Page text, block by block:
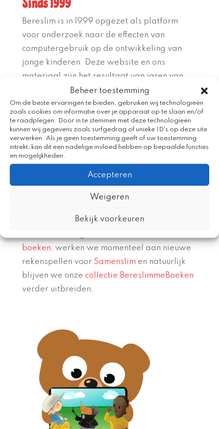
Beheer toestemming
Om de beste ervaringen te bieden, gebruiken wij technologieën
zoals cookies om informatie over je apparaat op te slaan en/of
te raadplegen. Door in te stemmen met deze technologieën
kunnen wij gegevens zoals surfgedrag of unieke ID's op deze site
verwerken. Als je geen toestemming geeft of uw toestemming
intrekt, kan dit een nadelige invloed hebben op bepaalde functies
en mogelijkheden.
Accepteren
Weigeren
Bekijk voorkeuren
Sinds 1999
Bereslim is in 1999 opgezet als platform
voor onderzoek naar de effecten van
computergebruik op de ontwikkeling van
jonge kinderen. Deze website en ons
materiaal zijn het resultaat van jaren van
ontwikkeling, onderzoek en tests. De
ontwikkeling van Bereslim staat dan ook
onder begeleiding van een groep
wetenschappers op het gebied van de
pedagogiek en ontwikkelingspsychologie.
De onderzoeken wijzen uit dat Bereslim
bewezen effectiefis in haar manier om
kinderen te stimuleren in hun
(taal)ontwikkeling.
En Bereslim gaat door. Zo hebben we het
boeken, werken we momenteel aan nieuwe
rekenspellen voor Samenslim en natuurlijk
blijven we onze collectie BereslimmeBoeken
verder uitbreiden.